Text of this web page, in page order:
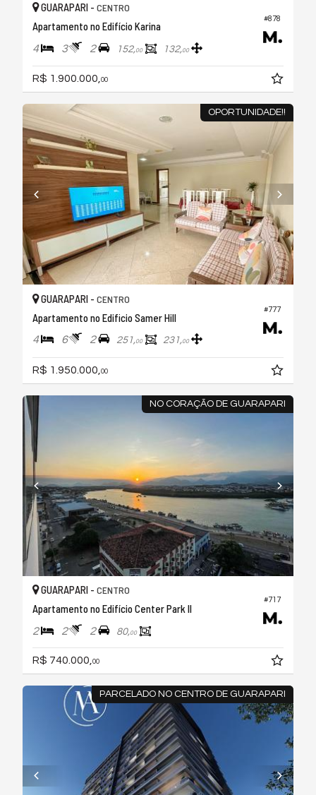
#878
GUARAPARI - CENTRO
Apartamento no Edifício Karina
4 3 2 152,00 132,00
R$ 1.900.000,00
OPORTUNIDADE!!
#777
GUARAPARI - CENTRO
Apartamento no Edificio Samer Hill
4 6 2 251,00 231,00
R$ 1.950.000, 00
NO CORAÇÃO DE GUARAPARI
#717
GUARAPARI - CENTRO
Apartamento no Edifício Center Park II
2 2 2 80,00
R$ 740.000, 00
PARCELADO NO CENTRO DE GUARAPARI